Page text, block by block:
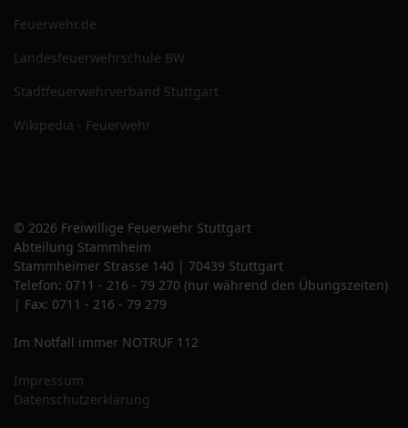
Feuerwehr.de
Landesfeuerwehrschule BW
Stadtfeuerwehrverband Stuttgart
Wikipedia - Feuerwehr
© 2026 Freiwillige Feuerwehr Stuttgart
Abteilung Stammheim
Stammheimer Strasse 140 | 70439 Stuttgart
Telefon: 0711 - 216 - 79 270 (nur während den Übungszeiten)
| Fax: 0711 - 216 - 79 279
Im Notfall immer NOTRUF 112
Impressum
Datenschutzerklärung